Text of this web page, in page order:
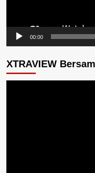
00:00
XTRAVIEW